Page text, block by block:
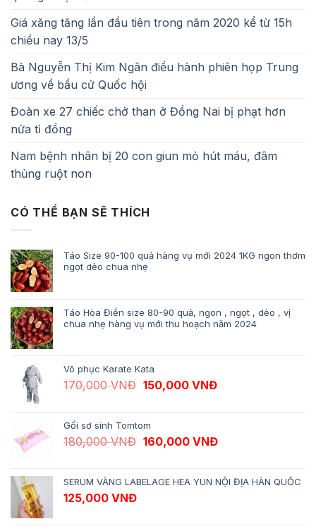
Giá xăng tăng lần đầu tiên trong năm 2020 kể từ 15h
chiều nay 13/5
Bà Nguyễn Thị Kim Ngân điều hành phiên họp Trung
ương về bầu cử Quốc hội
Đoàn xe 27 chiếc chở than ở Đồng Nai bị phạt hơn
nửa tỉ đồng
Nam bệnh nhân bị 20 con giun mỏ hút máu, đâm
thủng ruột non
CÓ THỂ BẠN SẼ THÍCH
Táo Size 90-100 quả hàng vụ mới 2024 1KG ngon thơm
ngọt dẻo chua nhẹ
Táo Hòa Điền size 80-90 quả, ngon , ngọt , dẻo , vị
chua nhẹ hàng vụ mới thu hoạch năm 2024
Võ phục Karate Kata
170,000VNĐ Giá gốc là: 170,000 VNĐ.
150,000 VNĐGiá hiện tại là:
Gối sơ sinh Tomtom
180,000VNĐ Giá gốc là: 180,000 VNĐ.
160,000 VNĐGiá hiện tại là:
SERUM VÀNG LABELAGE HEA YUN NỘI ĐỊA HÀN QUỐC
125,000 VNĐ